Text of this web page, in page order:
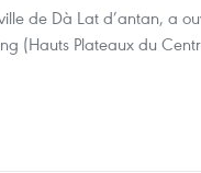
de Dà Lat d’antan, a
(Hauts Plateaux du